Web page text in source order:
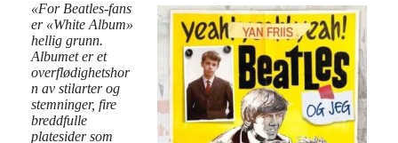
«For Beatles-fans
er «White Album»
hellig grunn.
Albumet er et
overflødighetshor
n av stilarter og
stemninger, fire
breddfulle
platesider som